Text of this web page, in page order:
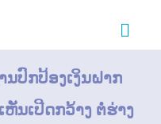
ນປົກປ້ອງເງິນຝາກ
ນເປີດກວ້າງ ຕໍ່ຮ່າງ